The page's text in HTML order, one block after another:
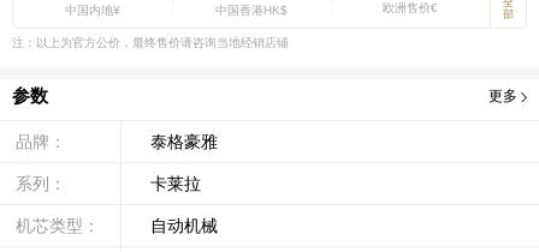
中国内地¥ 中国香港HK$ 欧洲售价€
全
部
注：以上为官方公价，最终售价请咨询当地经销店铺
参数 更多
品牌： 泰格豪雅
系列： 卡莱拉
机芯类型： 自动机械